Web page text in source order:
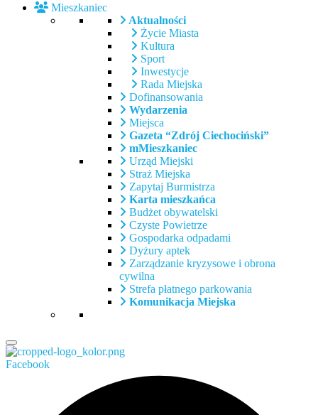
Mieszkaniec
Aktualności
Życie Miasta
Kultura
Sport
Inwestycje
Rada Miejska
Dofinansowania
Wydarzenia
Miejsca
Gazeta “Zdrój Ciechociński”
mMieszkaniec
Urząd Miejski
Straż Miejska
Zapytaj Burmistrza
Karta mieszkańca
Budżet obywatelski
Czyste Powietrze
Gospodarka odpadami
Dyżury aptek
Zarządzanie kryzysowe i obrona
cywilna
Strefa płatnego parkowania
Komunikacja Miejska
Facebook